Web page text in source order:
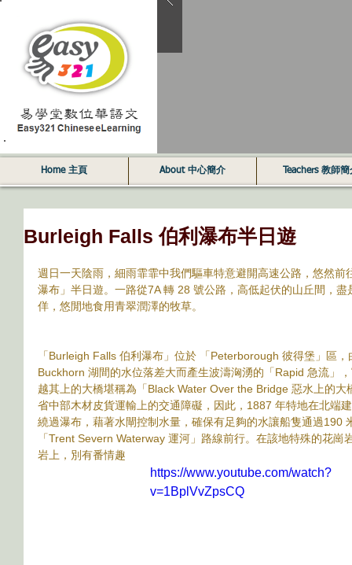
Home 主頁 About 中心簡介 Teachers 教師簡
Burleigh Falls 伯利瀑布半日遊
週日一天陰雨，細雨霏霏中我們驅車特意避開高速公路，悠然
瀑布」半日遊。一路從7A 轉 28 號公路，高低起伏的山丘間，
佯，悠閒地食用青翠潤澤的牧草。
「Burleigh Falls 伯利瀑布」位於 「Peterborough 彼得堡」區
Buckhorn 湖間的水位落差大而產生波濤洶湧的「Rapid 急流」
越其上的大橋堪稱為「Black Water Over the Bridge 惡水上的
省中部木材皮貨運輸上的交通障礙，因此，1887 年特地在北端
繞過瀑布，藉著水閘控制水量，確保有足夠的水讓船隻通過190
「Trent Severn Waterway 運河」路線前行。在該地特殊的花
岩上，別有番情趣
https://www.youtube.com/watch?
v=1BplVvZpsCQ